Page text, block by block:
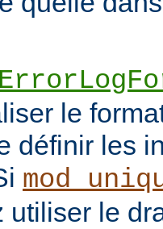
le
définir les
utiliser le